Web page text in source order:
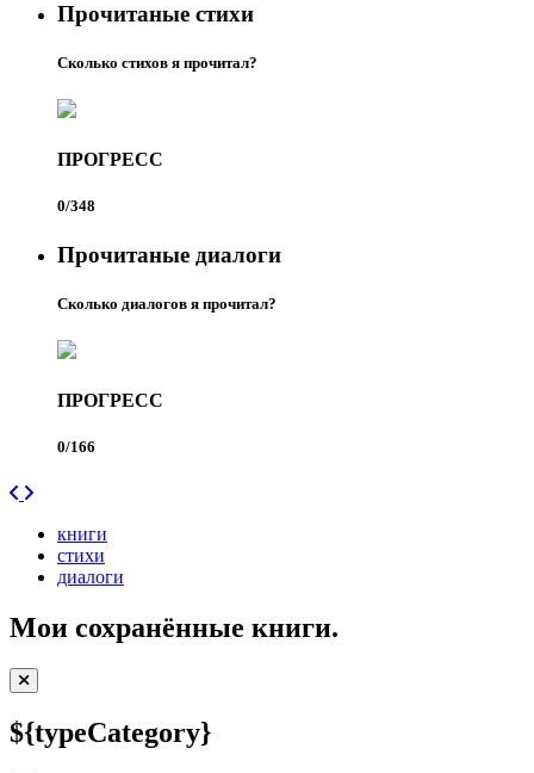
Прочитаные стихи
Сколько стихов я прочитал?
ПРОГРЕСС
0/348
Прочитаные диалоги
Сколько диалогов я прочитал?
ПРОГРЕСС
0/166
книги
стихи
диалоги
Мои сохранённые книги.
${typeCategory}